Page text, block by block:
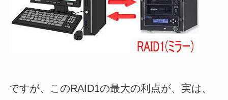
ですが、このRAID1の最大の利点が、実は、